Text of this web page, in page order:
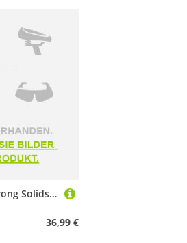
Nike Swim Hydrastrong Solids Spiderback Swimsuit Schwarz US 30 Frau
36,99 €